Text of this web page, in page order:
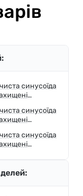
синусоїда
синусоїда
синусоїда